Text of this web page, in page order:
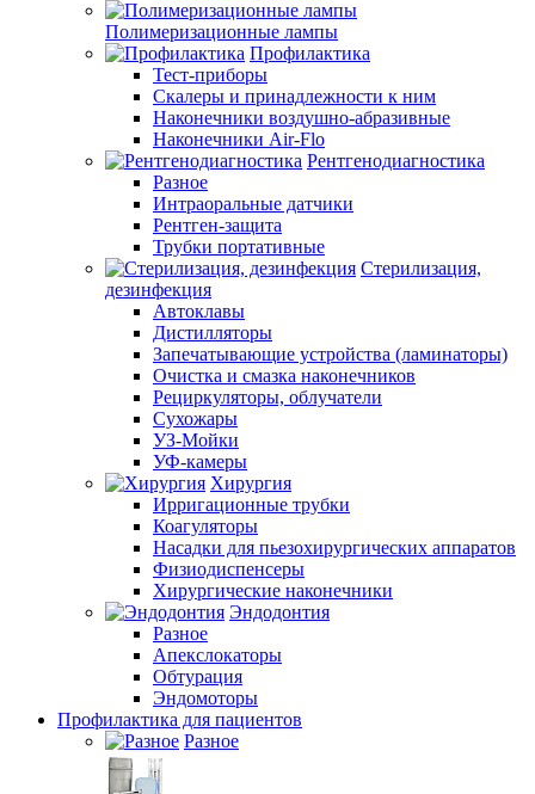
Полимеризационные лампы
Профилактика
Тест-приборы
Скалеры и принадлежности к ним
Наконечники воздушно-абразивные
Наконечники Air-Flo
Рентгенодиагностика
Разное
Интраоральные датчики
Рентген-защита
Трубки портативные
Стерилизация,
дезинфекция
Автоклавы
Дистилляторы
Запечатывающие устройства (ламинаторы)
Очистка и смазка наконечников
Рециркуляторы, облучатели
Сухожары
УЗ-Мойки
УФ-камеры
Хирургия
Ирригационные трубки
Коагуляторы
Насадки для пьезохирургических аппаратов
Физиодиспенсеры
Хирургические наконечники
Эндодонтия
Разное
Апекслокаторы
Обтурация
Эндомоторы
Профилактика для пациентов
Разное